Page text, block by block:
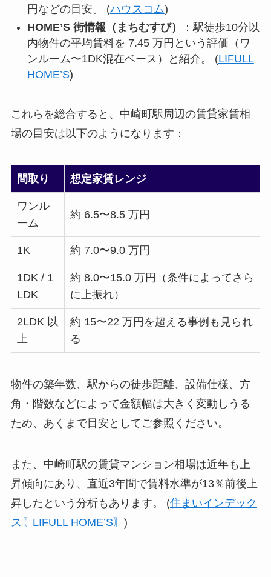
円などの目安。 (ハウスコム)
HOME’S 街情報（まちむすび）
：駅徒歩10分以
内物件の平均賃料を 7.45 万円という評価（ワ
ンルーム〜1DK混在ベース）と紹介。 (LIFULL
HOME’S)
これらを総合すると、中崎町駅周辺の賃貸家賃相
場の目安は以下のようになります：
間取り 想定家賃レンジ
ワンル
ーム
約 6.5〜8.5 万円
1K 約 7.0〜9.0 万円
1DK / 1
LDK
約 8.0〜15.0 万円（条件によってさら
に上振れ）
2LDK 以
上
約 15〜22 万円を超える事例も見られ
る
物件の築年数、駅からの徒歩距離、設備仕様、方
角・階数などによって金額幅は大きく変動しうる
ため、あくまで目安としてご参照ください。
また、中崎町駅の賃貸マンション相場は近年も上
昇傾向にあり、直近3年間で賃料水準が13％前後上
昇したという分析もあります。 (住まいインデック
ス〖LIFULL HOME’S〗 )